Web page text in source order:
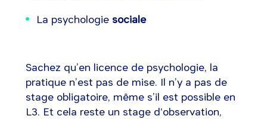
La psychologie sociale
Sachez qu’en licence de psychologie, la
pratique n’est pas de mise. Il n’y a pas de
stage obligatoire, même s’il est possible en
L3. Et cela reste un stage d'observation,